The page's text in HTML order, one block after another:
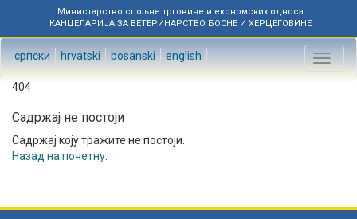
Министарство спољне трговине и економских односа
КАНЦЕЛАРИЈА ЗА ВЕТЕРИНАРСТВО БОСНЕ И ХЕРЦЕГОВИНЕ
српски hrvatski bosanski english
Toggle
404
Садржај не постоји
Садржај коју тражите не постоји.
Назад на почетну